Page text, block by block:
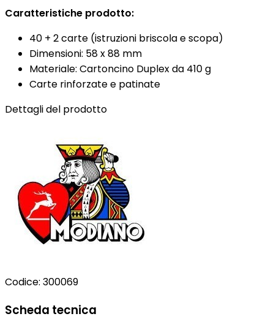
Caratteristiche prodotto:
40 + 2 carte (istruzioni briscola e scopa)
Dimensioni: 58 x 88 mm
Materiale: Cartoncino Duplex da 410 g
Carte rinforzate e patinate
Dettagli del prodotto
Codice: 300069
Scheda tecnica